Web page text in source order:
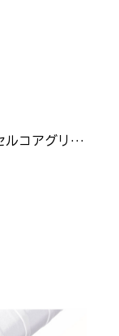
シンセティックレザー エクセルコアグリップ